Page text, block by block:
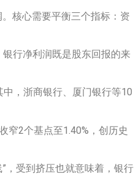
核心需要平衡三个指标：资
行净利润既是股东回报的来
，浙商银行、厦门银行等10
窄2个基点至1.40%，创历史
，受到挤压也就意味着，银行